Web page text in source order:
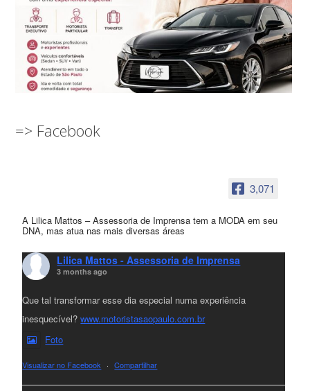
=> Facebook
3,071
A Lilica Mattos – Assessoria de Imprensa tem a MODA em seu
DNA, mas atua nas mais diversas áreas
Lilica Mattos - Assessoria de Imprensa
3 months ago
Que tal transformar esse dia especial numa experiência
inesquecível?www.motoristasaopaulo.com.br
Foto
Visualizar no Facebook · Compartilhar